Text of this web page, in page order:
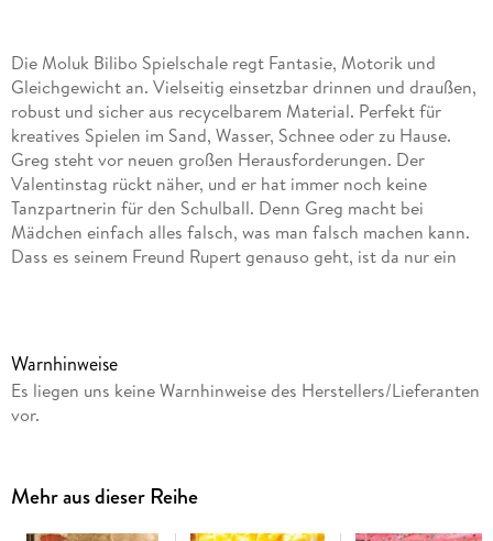
Die Moluk Bilibo Spielschale regt Fantasie, Motorik und
Gleichgewicht an. Vielseitig einsetzbar drinnen und draußen,
robust und sicher aus recycelbarem Material. Perfekt für
kreatives Spielen im Sand, Wasser, Schnee oder zu Hause.
Greg steht vor neuen großen Herausforderungen. Der
Valentinstag rückt näher, und er hat immer noch keine
Tanzpartnerin für den Schulball. Denn Greg macht bei
Mädchen einfach alles falsch, was man falsch machen kann.
Dass es seinem Freund Rupert genauso geht, ist da nur ein
einfallen lassen, damit es hinterher nicht heißt: Dumm
gelaufen!
Warnhinweise
Es liegen uns keine Warnhinweise des Herstellers/Lieferanten
vor.
Mehr aus dieser Reihe